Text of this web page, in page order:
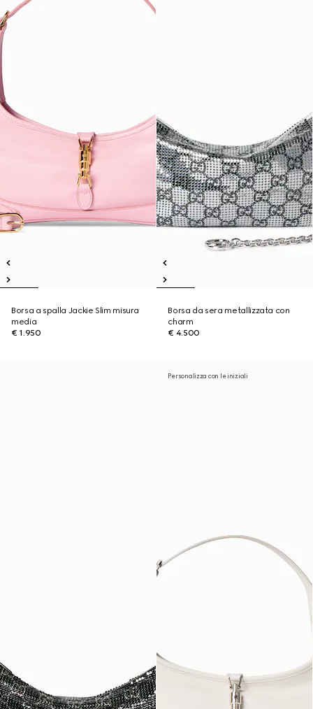
Borsa a spalla Jackie Slim misura
media
€ 1.950
Borsa da sera metallizzata con
charm
€ 4.500
Personalizza con le iniziali